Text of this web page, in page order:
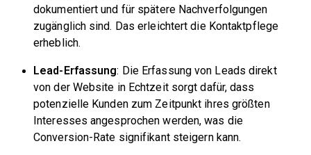
dokumentiert und für spätere Nachverfolgungen
zugänglich sind. Das erleichtert die Kontaktpflege
erheblich.
Lead-Erfassung: Die Erfassung von Leads direkt
von der Website in Echtzeit sorgt dafür, dass
potenzielle Kunden zum Zeitpunkt ihres größten
Interesses angesprochen werden, was die
Conversion-Rate signifikant steigern kann.